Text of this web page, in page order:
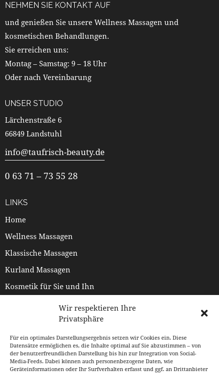
Wir respektieren Ihre
Privatsphäre
Für ein optimales Darstellungsergebnis setzen wir Cookies ein. Diese
Datensätze ermöglichen es, die Inhalte optimal auf Sie abzustimmen – von
der benutzerfreundlichen Darstellung bis hin zur Integration von Social-
Media-Feeds. Dabei können auch personenbezogene Daten, wie
Geräteinformationen oder Ihr Surfverhalten erfasst und ggf. an Drittanbieter
NEHMEN SIE KONTAKT AUF
und genießen Sie unsere Wellness Massagen und
kosmetischen Behandlungen.
Sie erreichen uns:
Montag – Samstag: 9 – 18 Uhr
Oder nach Vereinbarung
UNSER STUDIO
Lärchenstraße 6
66849 Landstuhl
info@taufrisch-beauty.de
0 63 71 – 73 55 28
LINKS
Home
Wellness Massagen
Klassische Massagen
Kurland Massagen
Kosmetik für Sie und Ihn
Termin buchen
Über uns
ZAHLUNG / VERSAND